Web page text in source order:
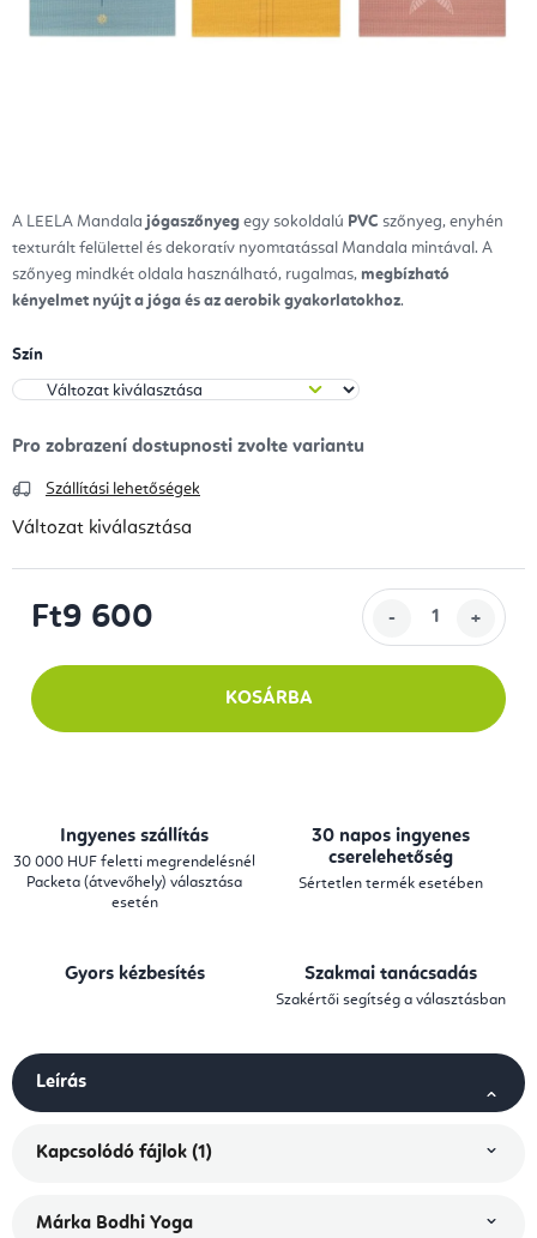
A LEELA Mandala jógaszőnyeg egy sokoldalú PVC szőnyeg, enyhén
texturált felülettel és dekoratív nyomtatással Mandala mintával. A
szőnyeg mindkét oldala használható, rugalmas, megbízható
kényelmet nyújt a jóga és az aerobik gyakorlatokhoz.
Szín
Szállítási lehetőségek
Változat kiválasztása
Ft9 600
KOSÁRBA
Ingyenes szállítás
30 000 HUF feletti megrendelésnél
Packeta (átvevőhely) választása
esetén
30 napos ingyenes
cserelehetőség
Sértetlen termék esetében
Gyors kézbesítés Szakmai tanácsadás
Szakértői segítség a választásban
Leírás
Kapcsolódó fájlok (1)
Márka Bodhi Yoga